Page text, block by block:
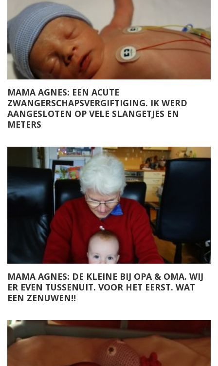
MAMA AGNES: EEN ACUTE
ZWANGERSCHAPSVERGIFTIGING. IK WERD
AANGESLOTEN OP VELE SLANGETJES EN
METERS
MAMA AGNES: DE KLEINE BIJ OPA & OMA. WIJ
ER EVEN TUSSENUIT. VOOR HET EERST. WAT
EEN ZENUWEN!!